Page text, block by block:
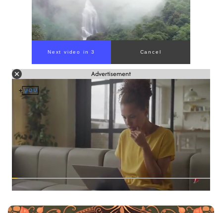
Next video in 1 Cancel
Advertisement